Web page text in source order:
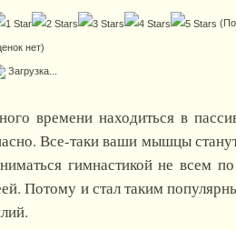
нет)
Загрузка...
времени находиться в
Все-таки ваши мышцы
гимнастикой не всем
Потому и стал таким